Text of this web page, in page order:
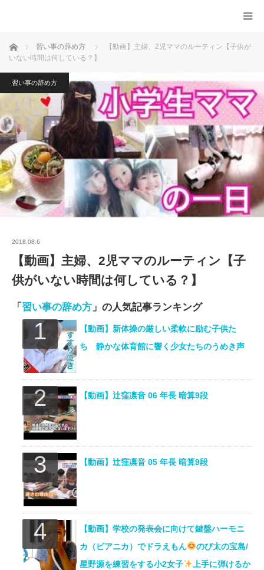
ホーム 習い事の辞め方
【動画】主婦、2児ママのルーティン【子供が
いない時間は何している？】
習い事の辞め方
2018.08.6
【動画】主婦、2児ママのルーティン【子
供がいない時間は何している？】
「 習い事の辞め方 」の人気記事ランキング
【動画】新体操の厳しい柔軟に励む子供た
ち 静かな体育館に響く少女たちのうめき声
【動画】辻窪凛音 06 年長 暗算9段
【動画】辻窪凛音 05 年長 暗算9段
【動画】学校の発表会に向けて鍵盤ハーモニ
カ（ピアニカ）でドラえもん
のび太の宝島/
星野源を練習をする小2女子
上手に弾けるか